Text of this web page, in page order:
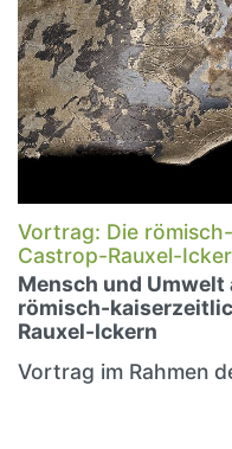
Vortrag: Die
Castrop-Rauxel-
Mensch und Umwelt
römisch-
Rauxel-Ickern
Vortrag im Rahmen